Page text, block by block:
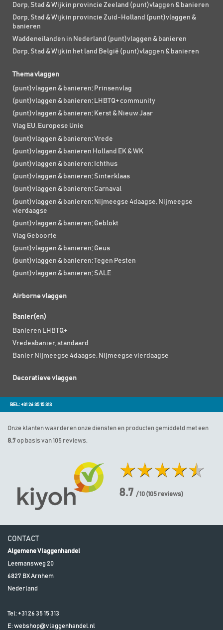
Dorp, Stad & Wijk in provincie Zeeland (punt)vlaggen & banieren
Dorp, Stad & Wijk in provincie Zuid-Holland (punt)vlaggen &
banieren
Waddeneilanden in Nederland (punt)vlaggen & banieren
Dorp, Stad & Wijk in het land België (punt)vlaggen & banieren
Thema vlaggen
(punt)vlaggen & banieren; Prinsenvlag
(punt)vlaggen & banieren; LHBTQ+ community
(punt)vlaggen & banieren; Kerst & Nieuw Jaar
Vlag EU, Europese Unie
(punt)vlaggen & banieren; Vrede
(punt)vlaggen & banieren Holland EK & WK
(punt)vlaggen & banieren; Ichthus
(punt)vlaggen & banieren; Sinterklaas
(punt)vlaggen & banieren; Carnaval
(punt)vlaggen & banieren; Nijmeegse 4daagse, Nijmeegse
vierdaagse
(punt)vlaggen & banieren; Geblokt
Vlag Geboorte
(punt)vlaggen & banieren; Geus
(punt)vlaggen & banieren; Tegen Pesten
(punt)vlaggen & banieren; SALE
Airborne vlaggen
Banier(en)
Banieren LHBTQ+
Vredesbanier, standaard
Banier Nijmeegse 4daagse, Nijmeegse vierdaagse
Decoratieve vlaggen
BEL: +31 26 35 15 313
Onze klanten waarderen onze diensten en producten gemiddeld met een
8.7 op basis van 105 reviews.
8.7 / 10 (105 reviews)
CONTACT
Algemene Vlaggenhandel
Leemansweg 20
6827 BXArnhem
Nederland
Tel: +31 26 35 15 313
E:webshop@vlaggenhandel.nl